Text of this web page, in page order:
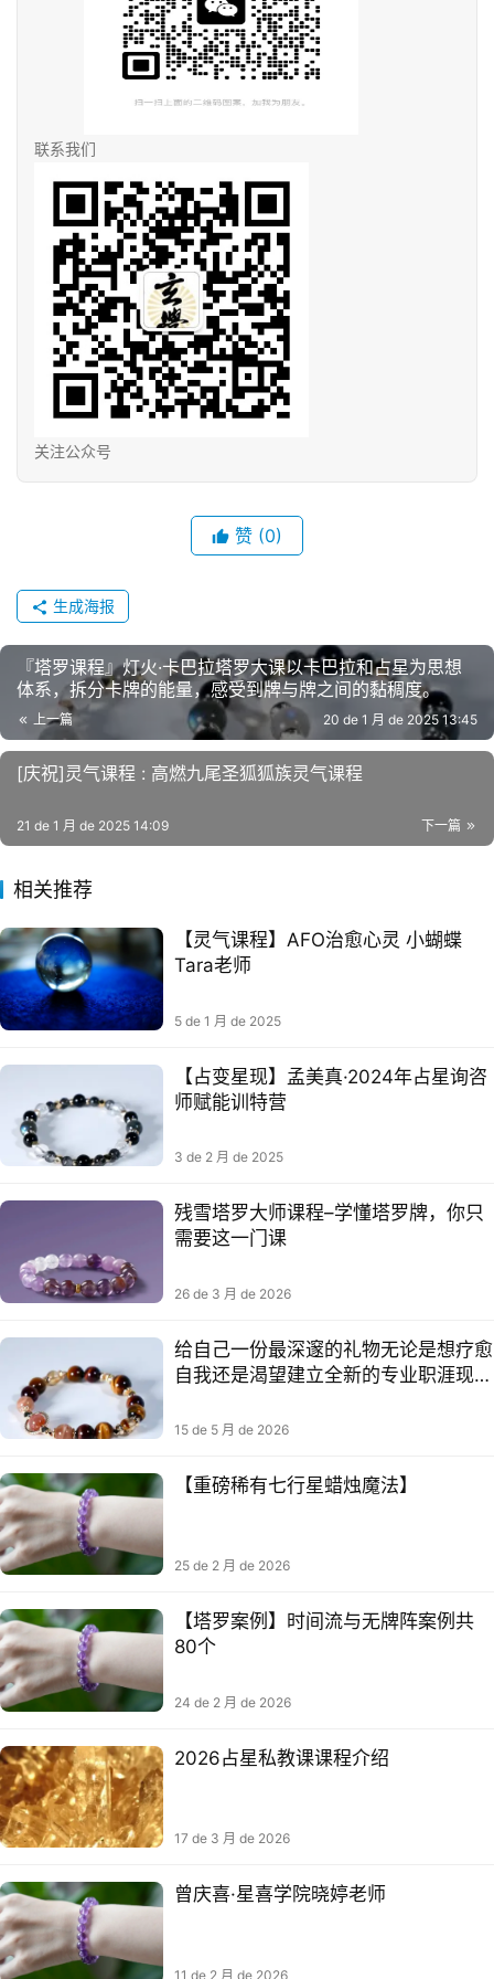
联系我们
关注公众号
赞 (0)
生成海报
『塔罗课程』灯火·卡巴拉塔罗大课以卡巴拉和占星为思想
体系，拆分卡牌的能量，感受到牌与牌之间的黏稠度。
上一篇 20 de 1 月 de 2025 13:45
[庆祝]灵‮课气‬程 : 高燃九尾圣‮狐狐‬族灵气课程
下一篇
21 de 1 月 de 2025 14:09
相关推荐
【灵气课程】AFO治愈心灵 小蝴蝶
Tara老师
5 de 1 月 de 2025
【占变星‬现】孟美真·2024年占星询咨‬
师赋能训特‬营
3 de 2 月 de 2025
残雪塔罗大师课程–学懂塔罗牌，你只
需要这一门课
26 de 3 月 de 2026
给自己一份最深邃的礼物无论是想疗愈
自我还是渴望建立全新的专业职涯现在
15 de 5 月 de 2026
【重磅稀有七行星蜡烛魔法】
25 de 2 月 de 2026
【塔罗案例】时间流与无牌阵案例共
80个
24 de 2 月 de 2026
2026占星私教课课程介绍
17 de 3 月 de 2026
曾庆喜·星喜学院晓婷老师
11 de 2 月 de 2026